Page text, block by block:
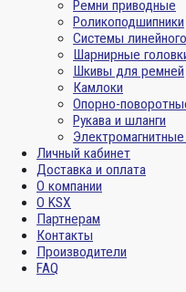
Ремни приводные
Роликоподшипники
Системы
Шарнирные
Шкивы для ремней
Камлоки
Опорно-
Рукава и шланги
Личный кабинет
Доставка и оплата
О компании
О KSX
Партнерам
Контакты
Производители
FAQ